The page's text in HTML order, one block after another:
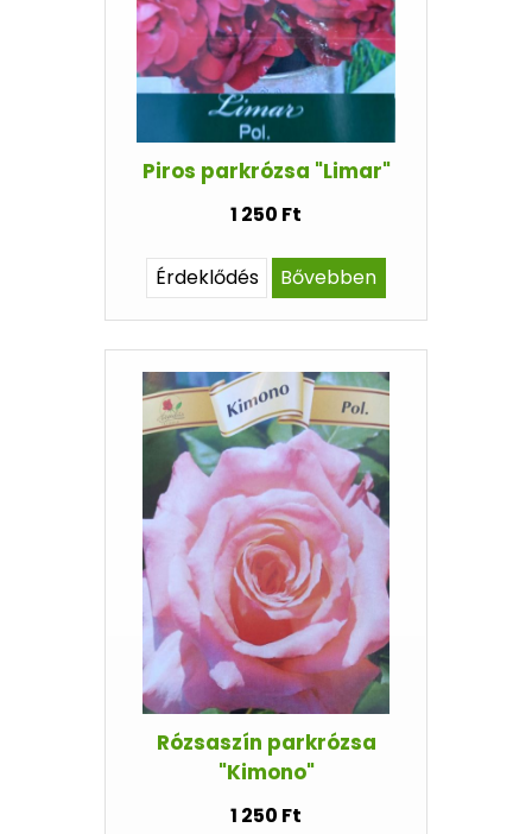
Piros parkrózsa "Limar"
1 250 Ft
Érdeklődés Bővebben
Rózsaszín parkrózsa
"Kimono"
1 250 Ft